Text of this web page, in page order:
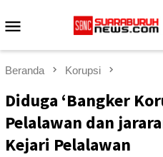
ke
Beranda Korupsi
Diduga ‘Bangker
Pelalawan dan
Kejari Pelalawan